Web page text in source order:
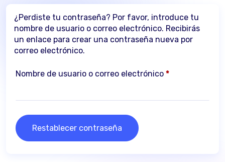
¿Perdiste tu contraseña? Por favor, introduce tu
nombre de usuario o correo electrónico. Recibirás
un enlace para crear una contraseña nueva por
correo electrónico.
Nombre de usuario o correo electrónico *Obligatorio
Restablecer contraseña